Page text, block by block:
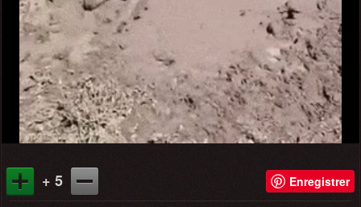
+ 5 Enregistrer